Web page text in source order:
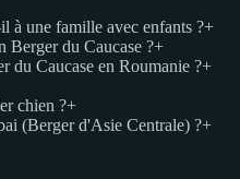
à une famille avec enfants ?+
Berger du Caucase ?+
du Caucase en Roumanie ?+
chien ?+
(Berger d'Asie Centrale) ?+